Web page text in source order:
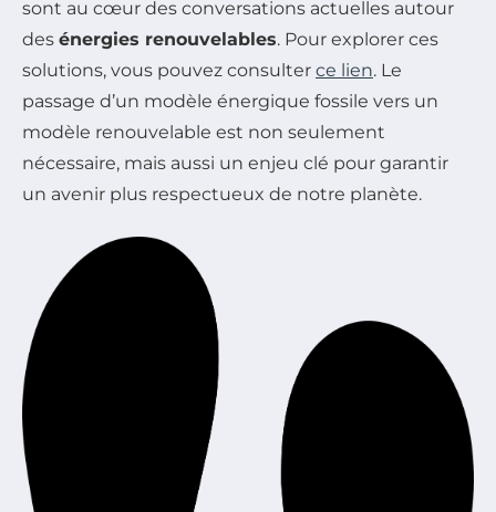
sont au cœur des conversations actuelles autour
des énergies renouvelables. Pour explorer ces
solutions, vous pouvez consulter ce lien. Le
passage d’un modèle énergique fossile vers un
modèle renouvelable est non seulement
nécessaire, mais aussi un enjeu clé pour garantir
un avenir plus respectueux de notre planète.